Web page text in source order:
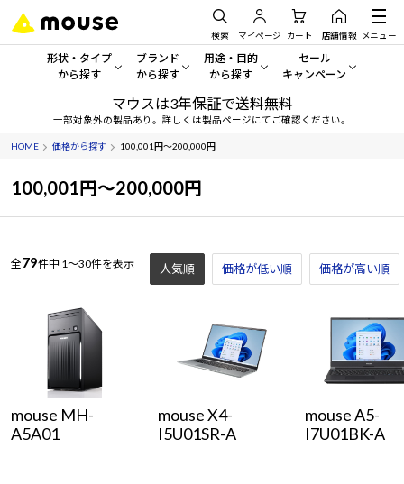
検索 マイページ カート 店舗情報 メニュー
形状・タイプ
から探す
形状・タイプから探す をすべてみる
デスクトップPC
ノートPC
ワークステーション
Windows 11 Copilot+ PC
ブランド
から探す
mouse
G TUNE
NEXTGEAR
MousePro
Windows 11|Copilot+ PC
用途・目的
から探す
一般向けパソコン
ゲーミングPC・ゲーム向けパソコン
学習向けパソコン
スペック/パーツ別
AIおすすめパソコン
Windows 11 Copilot+ PC
セール
キャンペーン
セール・キャンペー
おすすめ目玉パソコン
Copilot+ PC
マウスは3年保証で送料無料
一部対象外の製品あり。詳しくは製品ページにてご確認ください。
HOME 価格から探す 100,001円～200,000円
100,001円～200,000円
全79件中 1～30件を表示 人気順 価格が低い順 価格が高い順
mouse MH-
A5A01
mouse X4-
I5U01SR-A
mouse A5-
I7U01BK-A